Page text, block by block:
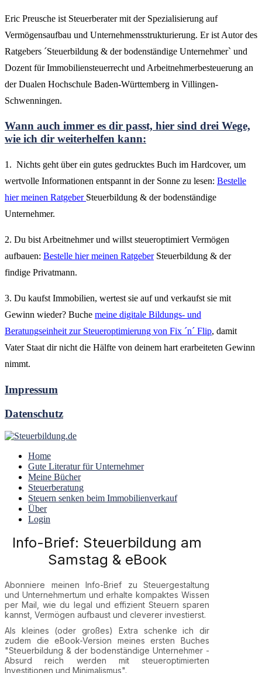
Eric Preusche ist Steuerberater mit der Spezialisierung auf
Vermögensaufbau und Unternehmensstrukturierung. Er ist Autor des
Ratgebers ´Steuerbildung & der bodenständige Unternehmer` und
Dozent für Immobiliensteuerrecht und Arbeitnehmerbesteuerung an
der Dualen Hochschule Baden-Württemberg in Villingen-
Schwenningen.
Wann auch immer es dir passt, hier sind drei Wege,
wie ich dir weiterhelfen kann:
1. Nichts geht über ein gutes gedrucktes Buch im Hardcover, um
wertvolle Informationen entspannt in der Sonne zu lesen: Bestelle
hier meinen Ratgeber Steuerbildung & der bodenständige
Unternehmer.
2. Du bist Arbeitnehmer und willst steueroptimiert Vermögen
aufbauen: Bestelle hier meinen RatgeberSteuerbildung & der
findige Privatmann.
3. Du kaufst Immobilien, wertest sie auf und verkaufst sie mit
Gewinn wieder? Buche meine digitale Bildungs- und
Beratungseinheit zur Steueroptimierung von Fix ´n´ Flip, damit
Vater Staat dir nicht die Hälfte von deinem hart erarbeiteten Gewinn
nimmt.
Impressum
Datenschutz
Home
Gute Literatur für Unternehmer
Meine Bücher
Steuerberatung
Steuern senken beim Immobilienverkauf
Über
Login
Info-Brief: Steuerbildung am
Samstag & eBook
Abonniere meinen Info-Brief zu Steuergestaltung
und Unternehmertum und erhalte kompaktes Wissen
per Mail, wie du legal und effizient Steuern sparen
kannst, Vermögen aufbaust und cleverer investierst.
Als kleines (oder großes) Extra schenke ich dir
zudem die eBook-Version meines ersten Buches
"Steuerbildung & der bodenständige Unternehmer -
Absurd reich werden mit steueroptimierten
Investitionen und Minimalismus".